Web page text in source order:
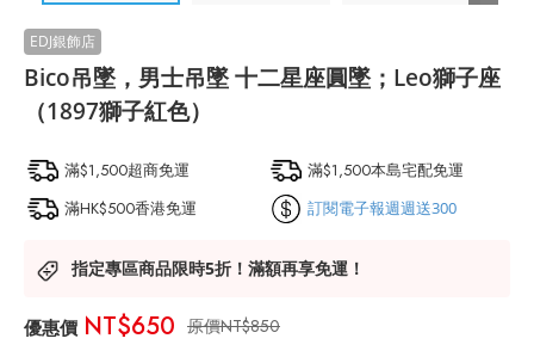
Bico吊墜，男士吊墜 十二星座圓墜；Leo獅子座
（1897獅子紅色）
滿$1,500超商免運
滿$1,500本島宅配免運
滿HK$500香港免運
訂閱電子報週週送300
指定專區商品限時5折！滿額再享免運！
NT$850
NT$650